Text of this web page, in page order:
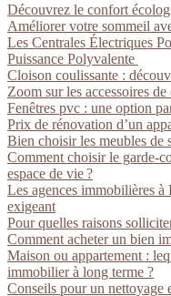
Découvrez le confort
Améliorer votre sommeil
Les Centrales Électriques
Puissance Polyvalente
Cloison coulissante :
Zoom sur les accessoires
Fenêtres pvc : une option
Prix de rénovation d’un
Bien choisir les meubles de
Comment choisir le garde-
espace de vie ?
Les agences immobilières
exigeant
Pour quelles raisons
Comment acheter un bien
Maison ou appartement :
immobilier à long terme ?
Conseils pour un nettoyage